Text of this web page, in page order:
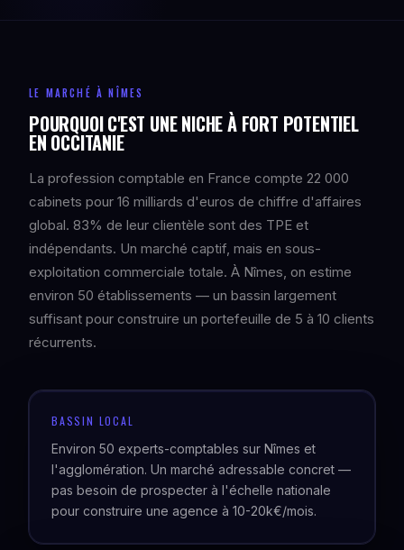
LE MARCHÉ À NÎMES
POURQUOI C'EST UNE NICHE À FORT POTENTIEL
EN OCCITANIE
La profession comptable en France compte 22 000
cabinets pour 16 milliards d'euros de chiffre d'affaires
global. 83% de leur clientèle sont des TPE et
indépendants. Un marché captif, mais en sous-
exploitation commerciale totale. À Nîmes, on estime
environ 50 établissements — un bassin largement
suffisant pour construire un portefeuille de 5 à 10 clients
récurrents.
BASSIN LOCAL
Environ 50 experts-comptables sur Nîmes et
l'agglomération. Un marché adressable concret —
pas besoin de prospecter à l'échelle nationale
pour construire une agence à 10-20k€/mois.